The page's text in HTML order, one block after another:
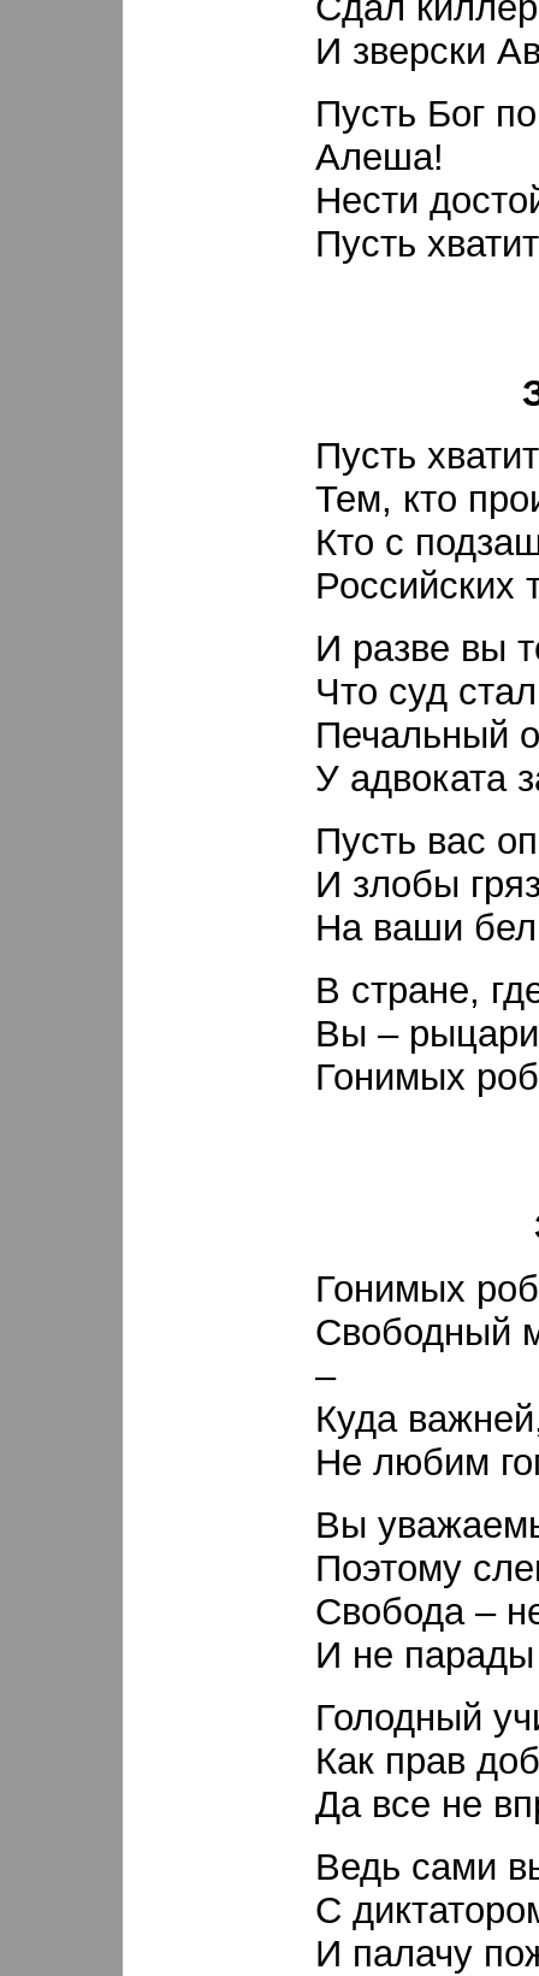
И зверски
Пусть Бог
Алеша!
Нести
Пусть
Пусть
Тем, кто
Кто с
Российских
И разве вы
Что суд
Печальный
У адвоката
Пусть вас
И злобы
На ваши
В стране,
Вы –
Гонимых
Гонимых
Свободный
–
Куда
Не любим
Вы
Поэтому
Свобода –
И не парады
Голодный
Как прав
Да все не
Ведь сами
С
И палачу